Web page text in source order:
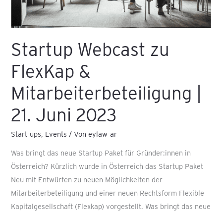
Startup Webcast zu
FlexKap &
Mitarbeiterbeteiligung |
21. Juni 2023
Start-ups, Events / Voneylaw-ar
Was bringt das neue Startup Paket für Gründer:innen in
Österreich? Kürzlich wurde in Österreich das Startup Paket
Neu mit Entwürfen zu neuen Möglichkeiten der
Mitarbeiterbeteiligung und einer neuen Rechtsform Flexible
Kapitalgesellschaft (Flexkap) vorgestellt. Was bringt das neue
2023